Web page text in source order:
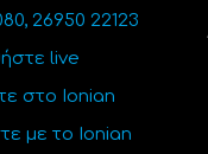
26950 22123
live
στο Ionian
με το Ionian